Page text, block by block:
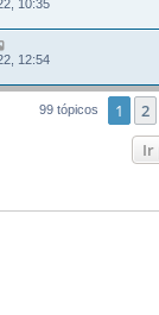
10:35
12:54
99 tópicos 1 2
Ir